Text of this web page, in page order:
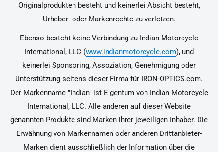
Originalprodukten besteht und keinerlei Absicht besteht,
Urheber- oder Markenrechte zu verletzen.
Ebenso besteht keine Verbindung zu Indian Motorcycle
International, LLC (www.indianmotorcycle.com), und
keinerlei Sponsoring, Assoziation, Genehmigung oder
Unterstützung seitens dieser Firma für IRON-OPTICS.com.
Der Markenname "Indian" ist Eigentum von Indian Motorcycle
International, LLC. Alle anderen auf dieser Website
genannten Produkte sind Marken ihrer jeweiligen Inhaber. Die
Erwähnung von Markennamen oder anderen Drittanbieter-
Marken dient ausschließlich der Information über die